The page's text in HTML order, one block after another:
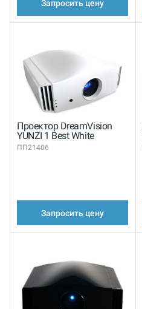
Запросить цену
Проектор DreamVision
YUNZI 1 Best White
ПП21406
Запросить цену